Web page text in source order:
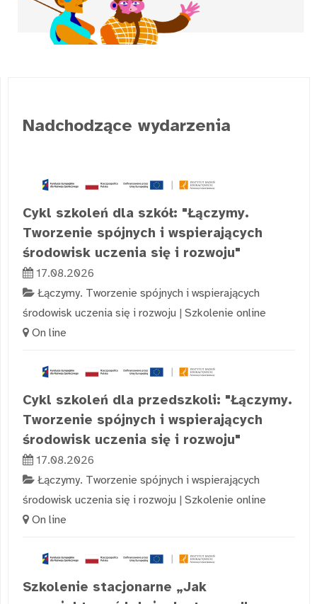
Nadchodzące wydarzenia
Cykl szkoleń dla szkół: "Łączymy.
Tworzenie spójnych i wspierających
środowisk uczenia się i rozwoju"
17.08.2026
Łączymy. Tworzenie spójnych i wspierających
środowisk uczenia się i rozwoju | Szkolenie online
On line
Cykl szkoleń dla przedszkoli: "Łączymy.
Tworzenie spójnych i wspierających
środowisk uczenia się i rozwoju"
17.08.2026
Łączymy. Tworzenie spójnych i wspierających
środowisk uczenia się i rozwoju | Szkolenie online
On line
Szkolenie stacjonarne „Jak